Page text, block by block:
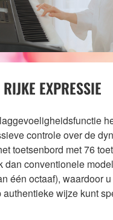
EXPRESSIE
controle over de
toetsenbord met 76
dan conventionele
één octaaf), waardoor
wijze kunt